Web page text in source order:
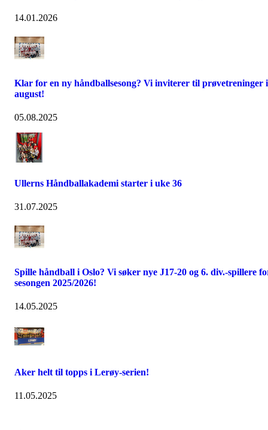
14.01.2026
Klar for en ny håndballsesong? Vi inviterer til prøvetreninger i
august!
05.08.2025
Ullerns Håndballakademi starter i uke 36
31.07.2025
Spille håndball i Oslo? Vi søker nye J17-20 og 6. div.-spillere
sesongen 2025/2026!
14.05.2025
Aker helt til topps i Lerøy-serien!
11.05.2025